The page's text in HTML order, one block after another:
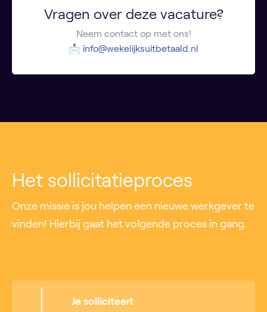
Vragen over deze vacature?
Neem contact op met ons!
📩 info@wekelijksuitbetaald.nl
Het sollicitatieproces
Onze missie is jou helpen een nieuwe werkgever te
vinden! Hierbij gaat het volgende proces in gang.
Je solliciteert